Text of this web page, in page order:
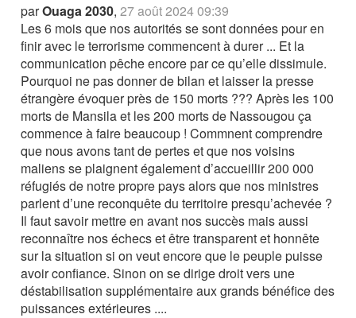
parOuaga 2030,27 août 2024 09:39
Les 6 mois que nos autorités se sont données pour en
finir avec le terrorisme commencent à durer ... Et la
communication pêche encore par ce qu’elle dissimule.
Pourquoi ne pas donner de bilan et laisser la presse
étrangère évoquer près de 150 morts ??? Après les 100
morts de Mansila et les 200 morts de Nassougou ça
commence à faire beaucoup ! Commnent comprendre
que nous avons tant de pertes et que nos voisins
maliens se plaignent également d’accueillir 200 000
réfugiés de notre propre pays alors que nos ministres
parlent d’une reconquête du territoire presqu’achevée ?
Il faut savoir mettre en avant nos succès mais aussi
reconnaître nos échecs et être transparent et honnête
sur la situation si on veut encore que le peuple puisse
avoir confiance. Sinon on se dirige droit vers une
déstabilisation supplémentaire aux grands bénéfice des
puissances extérieures ....